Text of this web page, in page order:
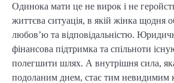
Одинока мати це не вирок і не
життєва ситуація, в якій жінка щодня
любов’ю та відповідальністю.
фінансова підтримка та спільноти
полегшити шлях. А внутрішня сила,
подоланим днем, стає тим невидимим